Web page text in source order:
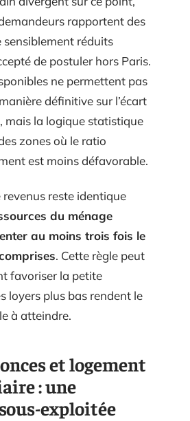
rapportent des
sensiblement réduits
de postuler hors Paris.
ne permettent pas
définitive sur l’écart
mais la logique statistique
zones où le ratio
est moins défavorable.
reste identique
du ménage
au moins trois fois le
. Cette règle peut
favoriser la petite
loyers plus bas rendent le
à atteindre.
et logement
: une
exploitée